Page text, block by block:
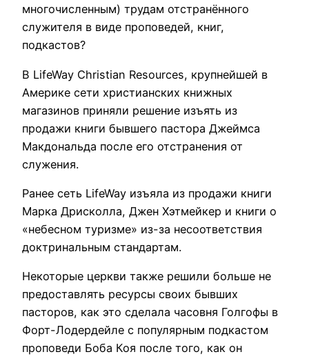
многочисленным) трудам отстранённого
служителя в виде проповедей, книг,
подкастов?
В LifeWay Christian Resources, крупнейшей в
Америке сети христианских книжных
магазинов приняли решение изъять из
продажи книги бывшего пастора Джеймса
Макдональда после его отстранения от
служения.
Ранее сеть LifeWay изъяла из продажи книги
Марка Дрисколла, Джен Хэтмейкер и книги о
«небесном туризме» из-за несоответствия
доктринальным стандартам.
Некоторые церкви также решили больше не
предоставлять ресурсы своих бывших
пасторов, как это сделала часовня Голгофы в
Форт-Лодердейле с популярным подкастом
проповеди Боба Коя после того, как он